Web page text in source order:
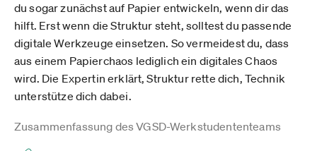
du sogar zunächst auf Papier entwickeln, wenn dir das
hilft. Erst wenn die Struktur steht, solltest du passende
digitale Werkzeuge einsetzen. So vermeidest du, dass
aus einem Papierchaos lediglich ein digitales Chaos
wird. Die Expertin erklärt, Struktur rette dich, Technik
unterstütze dich dabei.
Zusammenfassung des VGSD-Werkstudententeams